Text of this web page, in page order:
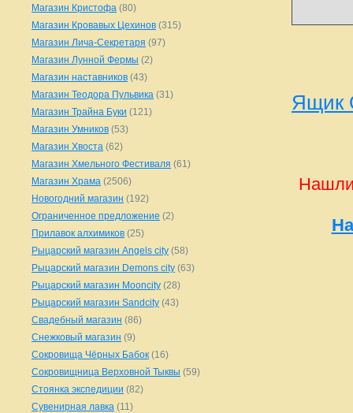
Ящик
Нашли
Магазин Кристофа (80)
Магазин Кровавых Цехинов (315)
Магазин Лича-Секретаря (97)
Магазин Лунной Фермы (2)
Магазин наставников (43)
Магазин Теодора Пульвика (31)
Магазин Трайна Буки (121)
Магазин Умников (53)
Магазин Хвоста (62)
Магазин Хмельного Фестиваля (61)
Магазин Храма (2506)
Новогодний магазин (192)
Ограниченное предложение (2)
Прилавок алхимиков (25)
Рыцарский магазин Angels city (58)
Рыцарский магазин Demons city (63)
Рыцарский магазин Mooncity (28)
Рыцарский магазин Sandcity (43)
Свадебный магазин (86)
Снежковый магазин (9)
Сокровища Чёрных Бабок (16)
Сокровищница Верховной Тыквы (59)
Стоянка экспедиции (82)
Сувенирная лавка (11)